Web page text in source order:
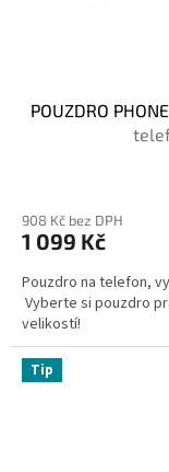
POUZDRO
908 Kč bez DPH
1 099 Kč
Pouzdro na telefon,
Vyberte si pouzdro
velikostí!
Tip